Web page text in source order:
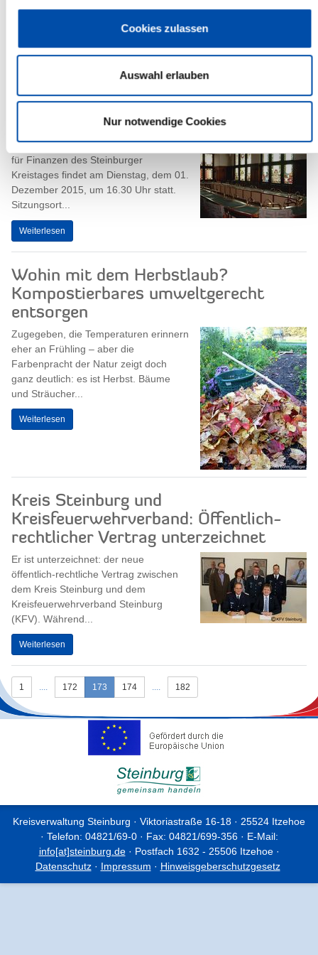
Cookies zulassen
Auswahl erlauben
Nur notwendige Cookies
2015, um 18.00 Uhr, findet eine Sitzung
des Umweltschutzausschusses des
Sitzungsort ist...
Ausschuss für Finanzen tagt
Die nächste Sitzung des Ausschusses
für Finanzen des Steinburger
Kreistages findet am Dienstag, dem 01.
Dezember 2015, um 16.30 Uhr statt.
Sitzungsort...
Weiterlesen
Wohin mit dem Herbstlaub?
Kompostierbares umweltgerecht
entsorgen
Zugegeben, die Temperaturen erinnern
eher an Frühling – aber die
Farbenpracht der Natur zeigt doch
ganz deutlich: es ist Herbst. Bäume
und Sträucher...
Weiterlesen
Kreis Steinburg und
Kreisfeuerwehrverband: Öffentlich-
rechtlicher Vertrag unterzeichnet
Er ist unterzeichnet: der neue
öffentlich-rechtliche Vertrag zwischen
dem Kreis Steinburg und dem
Kreisfeuerwehrverband Steinburg
(KFV). Während...
Weiterlesen
1 .... 172 173 174 .... 182
Kreisverwaltung Steinburg · Viktoriastraße 16-18 · 25524 Itzehoe
· Telefon: 04821/69-0 · Fax: 04821/699-356 · E-Mail:
info[at]steinburg.de· Postfach 1632 - 25506 Itzehoe ·
Datenschutz· Impressum · Hinweisgeberschutzgesetz